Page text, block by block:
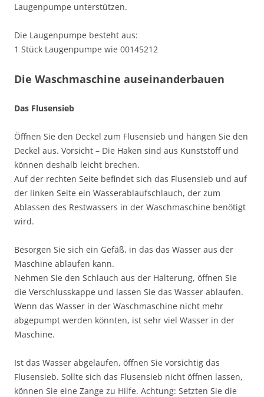
Laugenpumpe unterstützen.
Die Laugenpumpe besteht aus:
1 Stück Laugenpumpe wie 00145212
Die Waschmaschine auseinanderbauen
Das Flusensieb
Öffnen Sie den Deckel zum Flusensieb und hängen Sie den
Deckel aus. Vorsicht – Die Haken sind aus Kunststoff und
können deshalb leicht brechen.
Auf der rechten Seite befindet sich das Flusensieb und auf
der linken Seite ein Wasserablaufschlauch, der zum
Ablassen des Restwassers in der Waschmaschine benötigt
wird.
Besorgen Sie sich ein Gefäß, in das das Wasser aus der
Maschine ablaufen kann.
Nehmen Sie den Schlauch aus der Halterung, öffnen Sie
die Verschlusskappe und lassen Sie das Wasser ablaufen.
Wenn das Wasser in der Waschmaschine nicht mehr
abgepumpt werden könnten, ist sehr viel Wasser in der
Maschine.
Ist das Wasser abgelaufen, öffnen Sie vorsichtig das
Flusensieb. Sollte sich das Flusensieb nicht öffnen lassen,
können Sie eine Zange zu Hilfe. Achtung: Setzten Sie die